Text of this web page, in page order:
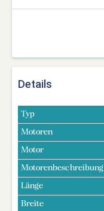
Details
Typ
Motoren
Motor
Motorenbeschreibung
Länge
Breite